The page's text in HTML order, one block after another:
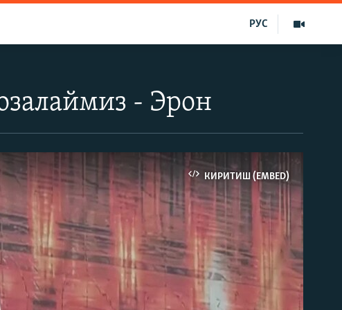
РУС
- Эрон
КИРИТИШ (EMBED)